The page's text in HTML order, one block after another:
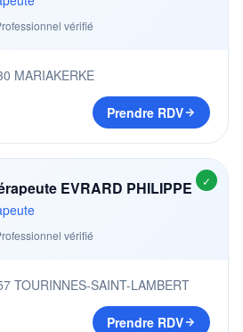
vérifié
MARIAKERKE
Prendre RDV
✓
EVRARD PHILIPPE
vérifié
TOURINNES-SAINT-LAMBERT
Prendre RDV